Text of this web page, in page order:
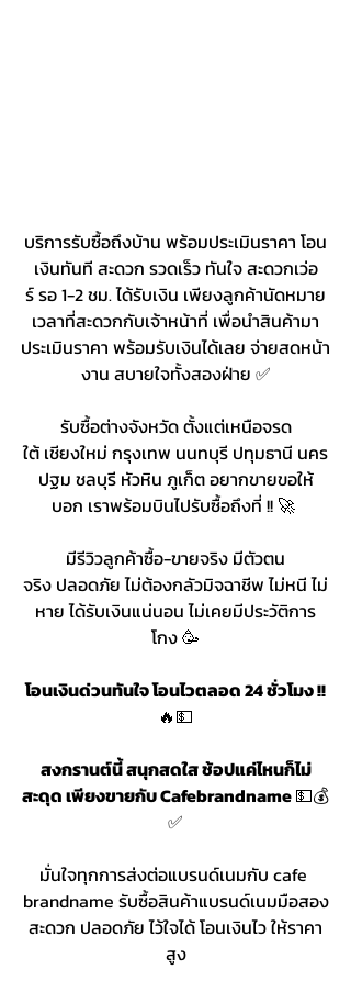
บริการรับซื้อถึงบ้าน พร้อมประเมินราคา โอน
เงินทันที สะดวก รวดเร็ว ทันใจ สะดวกเว่อ
ร์ รอ 1-2 ชม. ได้รับเงิน เพียงลูกค้านัดหมาย
เวลาที่สะดวกกับเจ้าหน้าที่ เพื่อนำสินค้ามา
ประเมินราคา พร้อมรับเงินได้เลย จ่ายสดหน้า
งาน สบายใจทั้งสองฝ่าย ✅
รับซื้อต่างจังหวัด ตั้งแต่เหนือจรด
ใต้ เชียงใหม่ กรุงเทพ นนทบุรี ปทุมธานี นคร
ปฐม ชลบุรี หัวหิน ภูเก็ต อยากขายขอให้
บอก เราพร้อมบินไปรับซื้อถึงที่ !! 🚀
มีรีวิวลูกค้าซื้อ-ขายจริง มีตัวตน
จริง ปลอดภัย ไม่ต้องกลัวมิจฉาชีพ ไม่หนี ไม่
หาย ได้รับเงินแน่นอน ไม่เคยมีประวัติการ
โกง 🥳
โอนเงินด่วนทันใจ โอนไวตลอด 24 ชั่วโมง !!
🔥💵
สงกรานต์นี้ สนุกสดใส ช้อปแค่ไหนก็ไม่
สะดุด เพียงขายกับ Cafebrandname 💵💰
✅
มั่นใจทุกการส่งต่อแบรนด์เนมกับ cafe
brandname รับซื้อสินค้าแบรนด์เนมมือสอง
สะดวก ปลอดภัย ไว้ใจได้ โอนเงินไว ให้ราคา
สูง